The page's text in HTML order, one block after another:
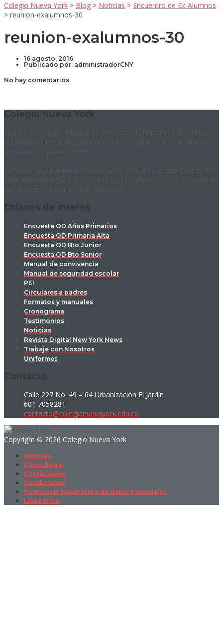
Colegio Nueva York > Blog > Noticias > Encuentro de Ex-Alumnos
> reunion-exalumnos-30
reunion-exalumnos-30
16 agosto, 2016
Publicado por: administradorCNY
No hay comentarios
Colegio Nueva York
Enlaces de interés
Encuesta OD Años Primarios
Encuesta OD Primaria Alta
Encuesta OD Bto Junior
Encuesta OD Bto Senior
Manual de convivencia
Manual de seguridad escolar
PEI
Circulares a padres
Formatos y manuales
Cronograma
Testimonios
Noticias
Revista Digital New York News
Trabaje con Nosotros
Uniformes
Contacto
Calle 227 No. 49 – 64 Urbanización El Jardín
601 7058281
contacto@colegionuevayork.edu.co
Copyright © 2026 Colegio Nueva York
Noticias
Cómo llegar
Contáctenos
Condiciones
Política de tratamiento de datos personales
Línea ética